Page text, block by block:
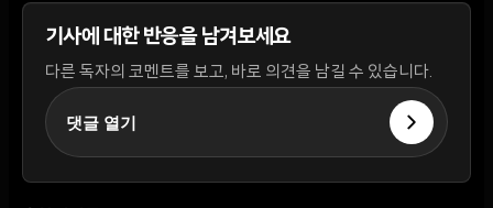
기사에 대한 반응을 남겨보세요
다른 독자의 코멘트를 보고, 바로 의견을 남길 수 있습니다.
댓글 열기